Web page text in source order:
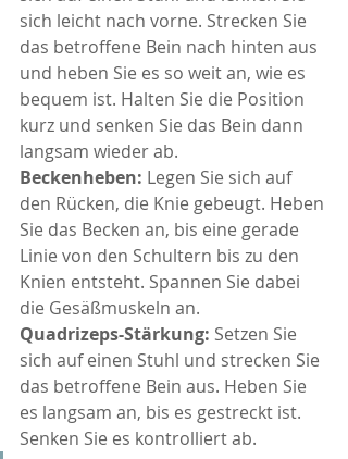
sich leicht nach vorne. Strecken Sie
das betroffene Bein nach hinten aus
und heben Sie es so weit an, wie es
bequem ist. Halten Sie die Position
kurz und senken Sie das Bein dann
langsam wieder ab.
Beckenheben: Legen Sie sich auf
den Rücken, die Knie gebeugt. Heben
Sie das Becken an, bis eine gerade
Linie von den Schultern bis zu den
Knien entsteht. Spannen Sie dabei
die Gesäßmuskeln an.
Quadrizeps-Stärkung: Setzen Sie
sich auf einen Stuhl und strecken Sie
das betroffene Bein aus. Heben Sie
es langsam an, bis es gestreckt ist.
Senken Sie es kontrolliert ab.